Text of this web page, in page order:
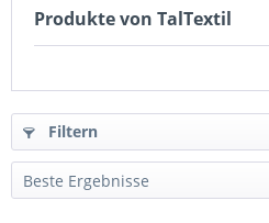
Produkte von TalTextil
Filtern